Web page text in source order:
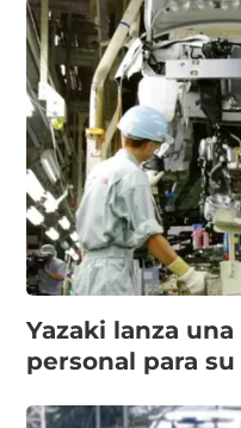
Yazaki lanza
personal para